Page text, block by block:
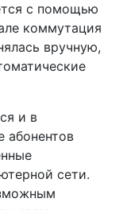
с помощью
коммутация
вручную,
и в
абонентов
сети.